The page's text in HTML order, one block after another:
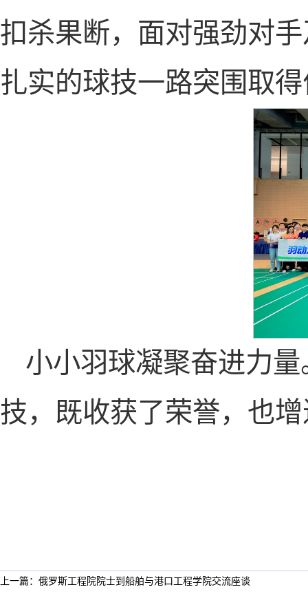
扣杀果断，面对强劲对
扎实的球技一路突围取
小小羽球凝聚奋进力
技，既收获了荣誉，也
上一篇：俄罗斯工程院院士到船舶与港口工程学院交流座谈